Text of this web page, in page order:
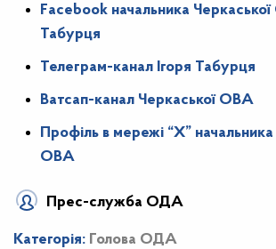
Facebook начальника
Табурця
Телеграм-канал Ігоря Табурця
Ватсап-канал Черкаської ОВА
Профіль в мережі “X”
ОВА
Прес-служба ОДА
Категорія: Голова ОДА